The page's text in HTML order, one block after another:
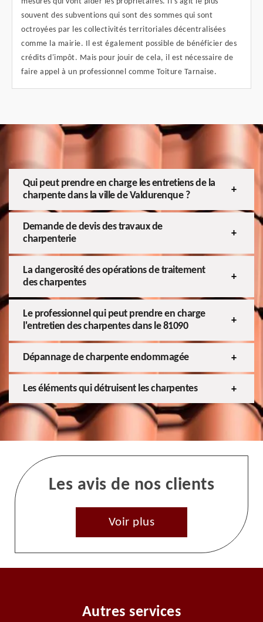
souvent des subventions qui sont des sommes qui sont
octroyées par les collectivités territoriales décentralisées
comme la mairie. Il est également possible de bénéficier des
crédits d'impôt. Mais pour jouir de cela, il est nécessaire de
faire appel à un professionnel comme Toiture Tarnaise.
Qui peut prendre en charge les entretiens de la
charpente dans la ville de Valdurenque ?
Demande de devis des travaux de
charpenterie
La dangerosité des opérations de traitement
des charpentes
Le professionnel qui peut prendre en charge
l'entretien des charpentes dans le 81090
Dépannage de charpente endommagée
Les éléments qui détruisent les charpentes
Les avis de nos clients
Voir plus
Autres services